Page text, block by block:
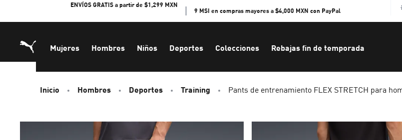
ENVÍOS GRATIS a partir de $1,299 MXN
9 MSI en compras mayores a $4,000 MXN con PayPal
Mujeres Hombres Niños Deportes Colecciones Rebajas fin de temporada
Inicio Hombres Deportes Training Pants de entrenamiento FLEX STRETCH para